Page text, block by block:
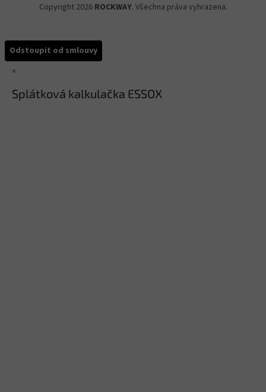
Copyright 2026 ROCKWAY. Všechna práva vyhrazena.
Odstoupit od smlouvy
×
Splátková kalkulačka ESSOX